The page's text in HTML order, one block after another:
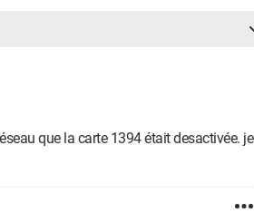
que la carte 1394 était desactivée. je